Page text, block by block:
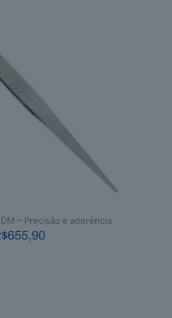
– Precisão e aderência
655,90